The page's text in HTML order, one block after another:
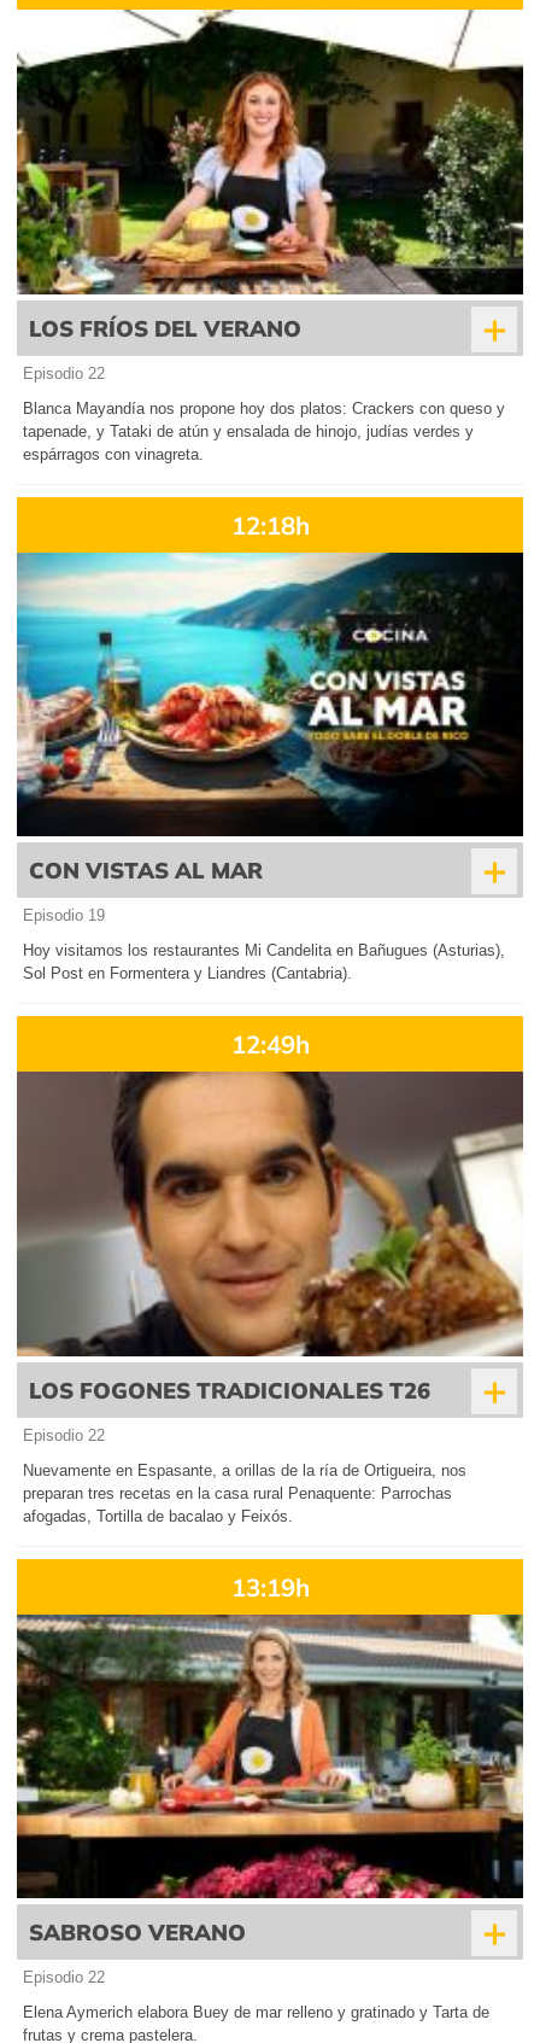
LOS FRÍOS DEL VERANO +
Episodio 22
Blanca Mayandía nos propone hoy dos platos: Crackers con queso y
tapenade, y Tataki de atún y ensalada de hinojo, judías verdes y
espárragos con vinagreta.
12:18h
CON VISTAS AL MAR +
Episodio 19
Hoy visitamos los restaurantes Mi Candelita en Bañugues (Asturias),
Sol Post en Formentera y Liandres (Cantabria).
12:49h
LOS FOGONES TRADICIONALES T26 +
Episodio 22
Nuevamente en Espasante, a orillas de la ría de Ortigueira, nos
preparan tres recetas en la casa rural Penaquente: Parrochas
afogadas, Tortilla de bacalao y Feixós.
13:19h
SABROSO VERANO +
Episodio 22
Elena Aymerich elabora Buey de mar relleno y gratinado y Tarta de
frutas y crema pastelera.